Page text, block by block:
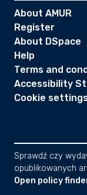
About AMUR
Register
About DSpace
Help
Terms and
Accessibility
Cookie
Sprawdź czy
opublikowanych
Open policy